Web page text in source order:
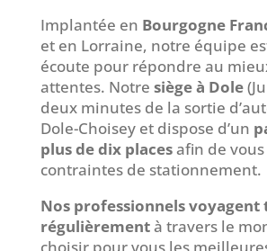
Implantée en Bourgogne
et en Lorraine, notre équipe
écoute pour répondre au
attentes. Notre siège à Dole
deux minutes de la sortie
Dole-Choisey et dispose d’un
plus de dix placesafin de
contraintes de stationnement.
Nos professionnels voyagent
régulièrementà travers le